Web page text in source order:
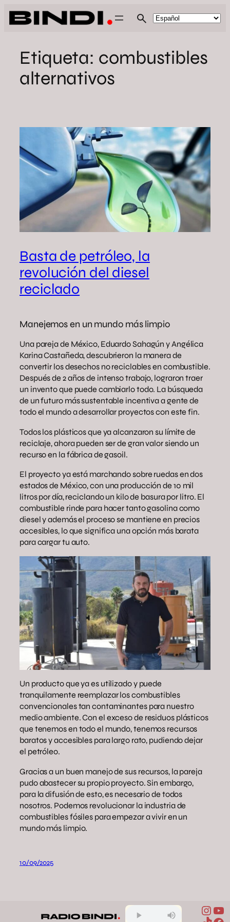
Saltar
al
Etiqueta: combustibles
alternativos
Basta de petróleo, la
revolución del diesel
reciclado
Manejemos en un mundo más limpio
Una pareja de México, Eduardo Sahagún y Angélica
Karina Castañeda, descubrieron la manera de
convertir los desechos no reciclables en combustible.
Después de 2 años de intenso trabajo, lograron traer
un invento que puede cambiarlo todo. La búsqueda
de un futuro más sustentable incentiva a gente de
todo el mundo a desarrollar proyectos con este fin.
Todos los plásticos que ya alcanzaron su límite de
reciclaje, ahora pueden ser de gran valor siendo un
recurso en la fábrica de gasoil.
El proyecto ya está marchando sobre ruedas en dos
estados de México, con una producción de 10 mil
litros por día, reciclando un kilo de basura por litro. El
combustible rinde para hacer tanto gasolina como
diesel y además el proceso se mantiene en precios
accesibles, lo que significa una opción más barata
para cargar tu auto.
Un producto que ya es utilizado y puede
tranquilamente reemplazar los combustibles
convencionales tan contaminantes para nuestro
medio ambiente. Con el exceso de residuos plásticos
que tenemos en todo el mundo, tenemos recursos
baratos y accesibles para largo rato, pudiendo dejar
el petróleo.
Gracias a un buen manejo de sus recursos, la pareja
pudo abastecer su propio proyecto. Sin embargo,
para la difusión de esto, es necesario de todos
nosotros. Podemos revolucionar la industria de
combustibles fósiles para empezar a vivir en un
mundo más limpio.
10/09/2025